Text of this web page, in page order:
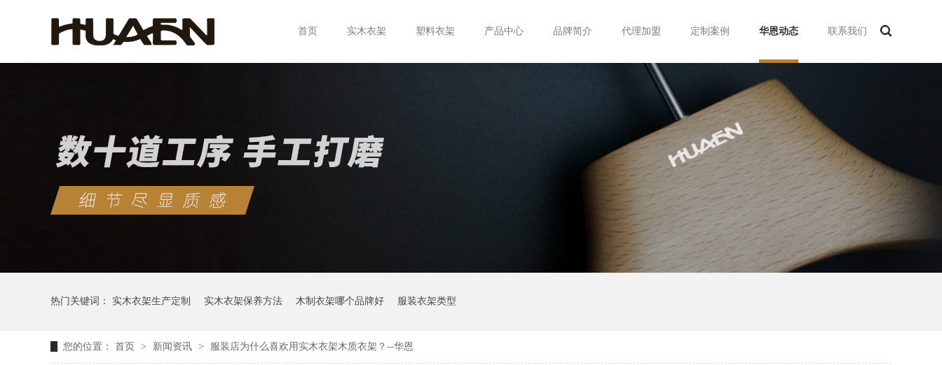
首页 实木衣架 塑料衣架 产品中心 品牌简介 代理加盟 定制案例 华恩动态 联系我们
热门关键词： 实木衣架生产定制 实木衣架保养方法 木制衣架哪个品牌好 服装衣架类型
您的位置： 首页 > 新闻资讯 > 服装店为什么喜欢用实木衣架木质衣架？--华恩